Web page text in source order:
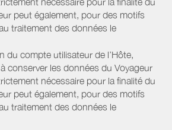
peut également, pour des motifs
traitement des données le
du compte utilisateur de l’Hôte,
conserver les données du Voyageur
nécessaire pour la finalité du
peut également, pour des motifs
traitement des données le